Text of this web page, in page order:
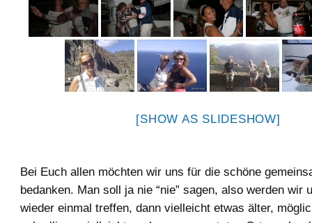
[SHOW AS SLIDESHOW]
Bei Euch allen möchten wir uns für die schöne
bedanken. Man soll ja nie “nie” sagen, also werden wir
wieder einmal treffen, dann vielleicht etwas älter,